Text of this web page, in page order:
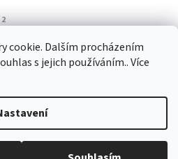
cookie. Dalším procházením
s jejich používáním.. Více
. Všechna práva vyhrazena.